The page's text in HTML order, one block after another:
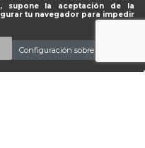
supone la aceptación de la
tu navegador para impedir
Configuración sobre cookies
al carrito